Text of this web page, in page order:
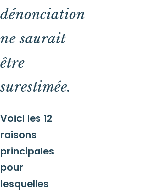
dénonciation
ne saurait
être
surestimée.
Voici les 12
raisons
principales
pour
lesquelles